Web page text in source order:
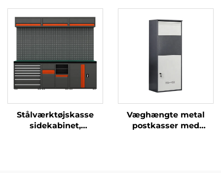
Opbevaringshylde
Foldbar
Ståludstillingsstativ
Rack med Låsbare
Hjul
bilreparation,
opbevaring af værktøj,
kabinet
Stålværktøjskasse
sidekabinet,
Væghængte metal
postkasser med